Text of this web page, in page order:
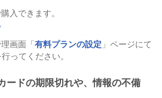
入できます。
画面「 有料プランの設定 」ページにて
ってください。
ードの期限切れや、情報の不備